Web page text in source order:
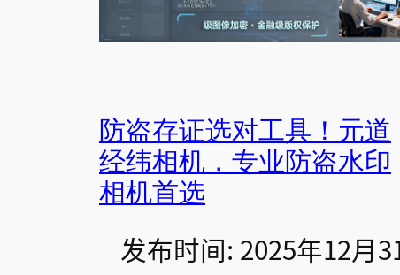
防盗存证选对工具！元道
经纬相机，专业防盗水印
相机首选
发布时间: 2025年12月31